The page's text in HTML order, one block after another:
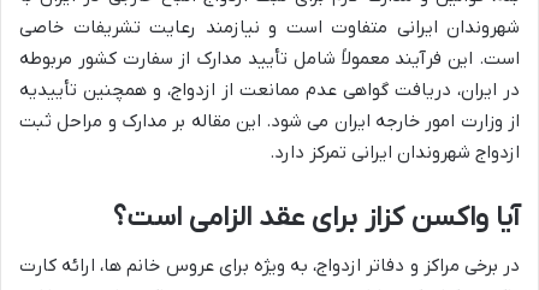
شهروندان ایرانی متفاوت است و نیازمند رعایت تشریفات خاصی
است. این فرآیند معمولاً شامل تأیید مدارک از سفارت کشور مربوطه
در ایران، دریافت گواهی عدم ممانعت از ازدواج، و همچنین تأییدیه
از وزارت امور خارجه ایران می شود. این مقاله بر مدارک و مراحل ثبت
ازدواج شهروندان ایرانی تمرکز دارد.
آیا واکسن کزاز برای عقد الزامی است؟
در برخی مراکز و دفاتر ازدواج، به ویژه برای عروس خانم ها، ارائه کارت